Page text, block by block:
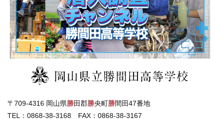
〒709-4316 岡山県勝田郡勝央町勝間田47番地
TEL：0868-38-3168 FAX：0868-38-3167